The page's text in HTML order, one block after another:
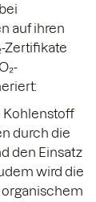
auf ihren
Zertifikate
Kohlenstoff
durch die
den Einsatz
wird die